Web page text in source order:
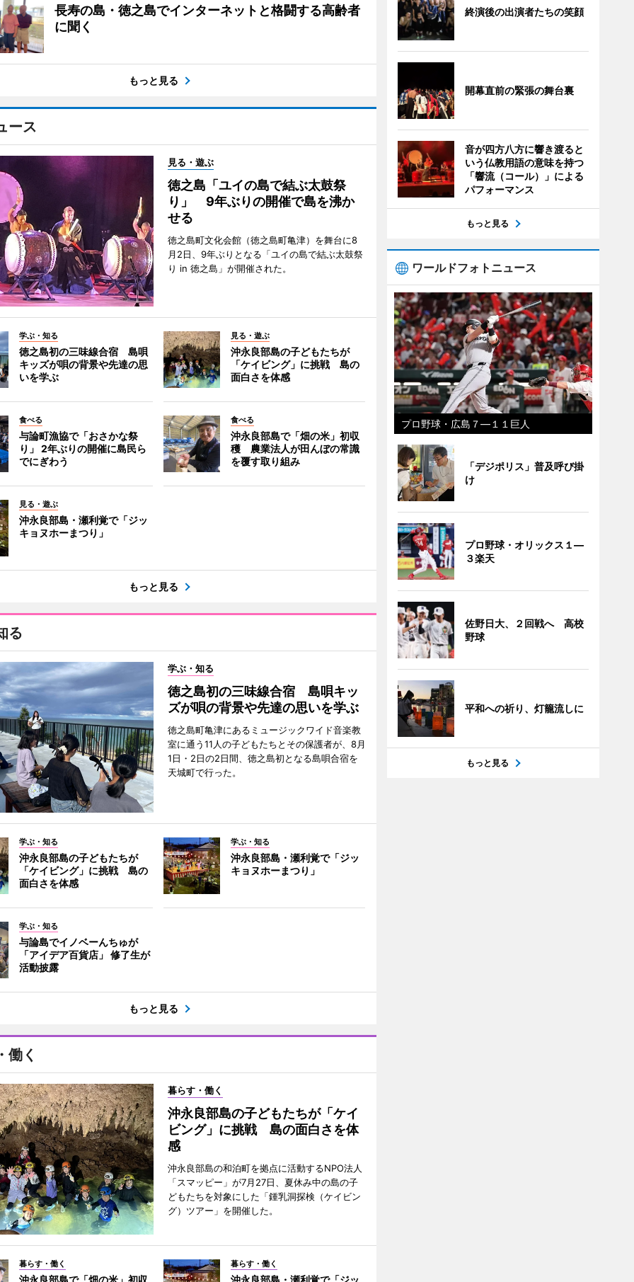
長寿の島・徳之島でインターネットと格闘する高齢者
に聞く
もっと見る
ース
見る・遊ぶ
徳之島「ユイの島で結ぶ太鼓祭
り」 9年ぶりの開催で島を沸か
せる
徳之島町文化会館（徳之島町亀津）を舞台に8
月2日、9年ぶりとなる「ユイの島で結ぶ太鼓祭
り in 徳之島」が開催された。
学ぶ・知る
徳之島初の三味線合宿 島唄
キッズが唄の背景や先達の思
いを学ぶ
見る・遊ぶ
沖永良部島の子どもたちが
「ケイビング」に挑戦 島の
面白さを体感
食べる
与論町漁協で「おさかな祭
り」 2年ぶりの開催に島民ら
でにぎわう
食べる
沖永良部島で「畑の米」初収
穫 農業法人が田んぼの常識
を覆す取り組み
見る・遊ぶ
沖永良部島・瀬利覚で「ジッ
キョヌホーまつり」
もっと見る
る
学ぶ・知る
徳之島初の三味線合宿 島唄キッ
ズが唄の背景や先達の思いを学ぶ
徳之島町亀津にあるミュージックワイド音楽教
室に通う11人の子どもたちとその保護者が、8月
1日・2日の2日間、徳之島初となる島唄合宿を
天城町で行った。
学ぶ・知る
沖永良部島の子どもたちが
「ケイビング」に挑戦 島の
面白さを体感
学ぶ・知る
沖永良部島・瀬利覚で「ジッ
キョヌホーまつり」
学ぶ・知る
与論島でイノベーんちゅが
「アイデア百貨店」 修了生が
活動披露
もっと見る
働く
暮らす・働く
沖永良部島の子どもたちが「ケイ
ビング」に挑戦 島の面白さを体
感
沖永良部島の和泊町を拠点に活動するNPO法人
「スマッピー」が7月27日、夏休み中の島の子
どもたちを対象にした「鍾乳洞探検（ケイビン
グ）ツアー」を開催した。
暮らす・働く
沖永良部島で「畑の米」初収
暮らす・働く
沖永良部島・瀬利覚で「ジッ
終演後の出演者たちの笑顔
開幕直前の緊張の舞台裏
音が四方八方に響き渡ると
いう仏教用語の意味を持つ
「響流（コール）」による
パフォーマンス
もっと見る
ワールドフォトニュース
プロ野球・広島７―１１巨人
「デジポリス」普及呼び掛
け
プロ野球・オリックス１―
３楽天
佐野日大、２回戦へ 高校
野球
平和への祈り、灯籠流しに
もっと見る